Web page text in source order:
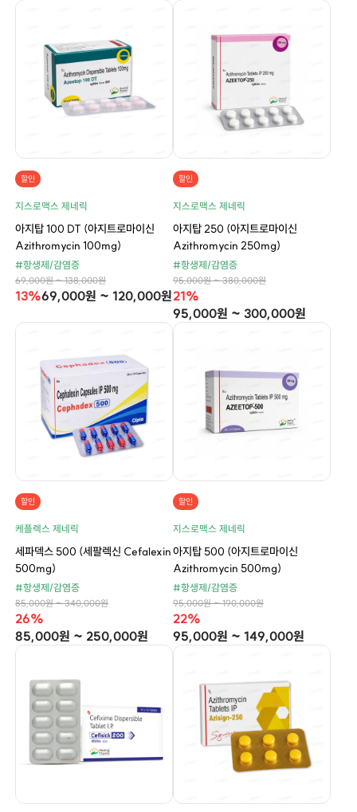
할인
지스로맥스 제네릭
아지탑 100 DT (아지트로마이신
Azithromycin 100mg)
#항생제/감염증
69,000원 ~ 138,000원
13%69,000원 ~ 120,000원
할인
지스로맥스 제네릭
아지탑 250 (아지트로마이신
Azithromycin 250mg)
#항생제/감염증
95,000원 ~ 380,000원
21%
95,000원 ~ 300,000원
할인
케플렉스 제네릭
세파덱스 500 (세팔렉신 Cefalexin
500mg)
#항생제/감염증
85,000원 ~ 340,000원
26%
85,000원 ~ 250,000원
할인
지스로맥스 제네릭
아지탑 500 (아지트로마이신
Azithromycin 500mg)
#항생제/감염증
95,000원 ~ 190,000원
22%
95,000원 ~ 149,000원